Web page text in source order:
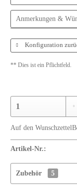
Anmerkungen &
Konfiguration
** Dies ist ein Pflichtfeld.
Auf den Wunschzettel
Artikel-Nr.:
Zubehör 5